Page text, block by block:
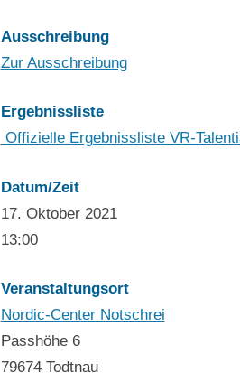
Ausschreibung
Zur Ausschreibung
Ergebnissliste
Offizielle Ergebnissliste VR-
Datum/Zeit
17. Oktober 2021
13:00
Veranstaltungsort
Nordic-Center Notschrei
Passhöhe 6
79674 Todtnau